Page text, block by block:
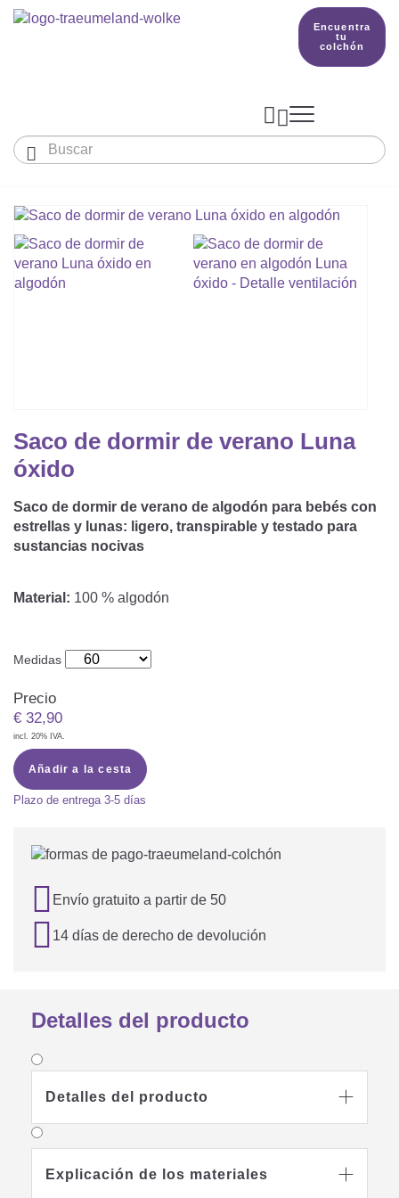
Encuentra
tu
colchón
 
COLCHONES Y ACCESORIOS
Colchón De Colecho, Cuna & Co
Protectores De Colchón
Somier
SACOS DE DORMIR
Saco De Dormir De Verano
Saco Envolvente
Saco De Dormir Interior
Cojines Decorativos
COJÍN DE LACTANCIA Y MANTITA DE
CAMBIADORES
TEXTILES
Protectores De Cuna
Cuna Nido
ACCESORIOS
CHEQUE REGALO
LOTES DE REGALO Y PROMOCIONES
El país de nuestros sueños
PRODUCCIÓN



Saco de dormir de verano Luna
óxido
Saco de dormir de verano de algodón para bebés con
estrellas y lunas: ligero, transpirable y testado para
sustancias nocivas
Material: 100 % algodón
Medidas
Precio
€ 32,90
incl. 20% IVA.
Añadir a la cesta
Plazo de entrega 3-5 días
 Envío gratuito a partir de 50
 14 días de derecho de devolución
Detalles del producto
Detalles del producto 
Explicación de los materiales 